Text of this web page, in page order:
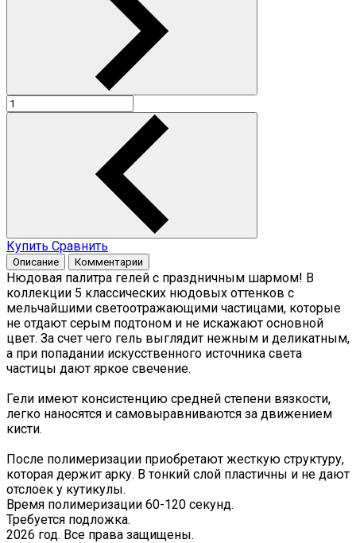
Купить Сравнить
Описание Комментарии
Нюдовая палитра гелей с праздничным шармом! В
коллекции 5 классических нюдовых оттенков с
мельчайшими светоотражающими частицами, которые
не отдают серым подтоном и не искажают основной
цвет. За счет чего гель выглядит нежным и деликатным,
а при попадании искусственного источника света
частицы дают яркое свечение.
Гели имеют консистенцию средней степени вязкости,
легко наносятся и самовыравниваются за движением
кисти.
После полимеризации приобретают жесткую структуру,
которая держит арку. В тонкий слой пластичны и не дают
отслоек у кутикулы.
Время полимеризации 60-120 секунд.
Требуется подложка.
2026 год. Все права защищены.